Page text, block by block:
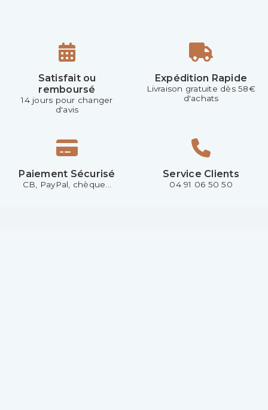
Satisfait ou
remboursé
14 jours pour changer
d'avis
Expédition Rapide
Livraison gratuite dès 58€
d'achats
Paiement Sécurisé
CB, PayPal, chèque...
Service Clients
04 91 06 50 50